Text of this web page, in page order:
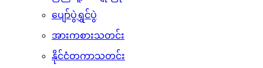
ပျော်ပွဲရွှင်ပွဲ
အားကစားသတင်း
နိုင်ငံတကာသတင်း